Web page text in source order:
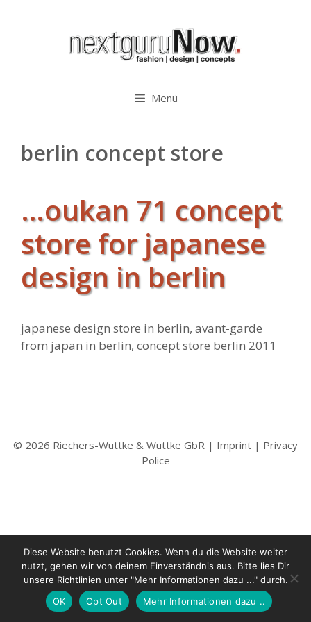
Menü
berlin concept store
…oukan 71 concept
store for japanese
design in berlin
japanese design store in berlin, avant-garde
from japan in berlin, concept store berlin 2011
© 2026 Riechers-Wuttke & Wuttke GbR | Imprint | Privacy
Police
Diese Website benutzt Cookies. Wenn du die Website weiter
nutzt, gehen wir von deinem Einverständnis aus. Bitte lies Dir
unsere Richtlinien unter "Mehr Informationen dazu ..." durch.
OK
Opt Out Mehr Informationen dazu ..